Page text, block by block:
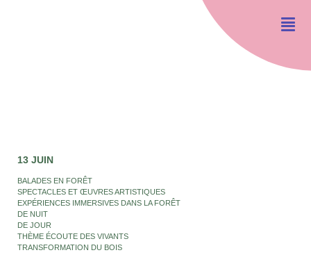
13 JUIN
BALADES EN FORÊT
SPECTACLES ET ŒUVRES ARTISTIQUES
EXPÉRIENCES IMMERSIVES DANS LA FORÊT
DE NUIT
DE JOUR
THÈME ÉCOUTE DES VIVANTS
TRANSFORMATION DU BOIS